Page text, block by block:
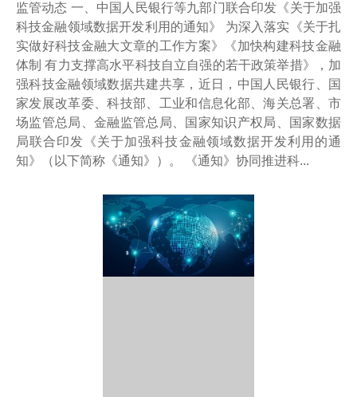
监管动态 一、中国人民银行等九部门联合印发《关于加强
科技金融领域数据开发利用的通知》 为深入落实《关于扎
实做好科技金融大文章的工作方案》《加快构建科技金融
体制 有力支撑高水平科技自立自强的若干政策举措》，加
强科技金融领域数据共建共享，近日，中国人民银行、国
家发展改革委、科技部、工业和信息化部、海关总署、市
场监管总局、金融监管总局、国家知识产权局、国家数据
局联合印发《关于加强科技金融领域数据开发利用的通
知》（以下简称《通知》）。 《通知》协同推进科...